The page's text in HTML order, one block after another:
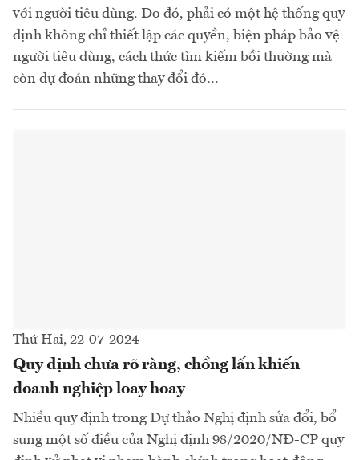
với người tiêu dùng. Do đó, phải có một hệ thống quy
định không chỉ thiết lập các quyền, biện pháp bảo vệ
người tiêu dùng, cách thức tìm kiếm bồi thường mà
còn dự đoán những thay đổi đó…
Thứ Hai, 22-07-2024
Quy định chưa rõ ràng, chồng lấn khiến
doanh nghiệp loay hoay
Nhiều quy định trong Dự thảo Nghị định sửa đổi, bổ
sung một số điều của Nghị định 98/2020/NĐ-CP quy